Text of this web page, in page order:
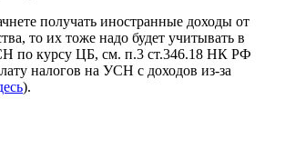
получать иностранные доходы от
то их тоже надо будет учитывать в
по курсу ЦБ, см. п.3 ст.346.18 НК РФ
налогов на УСН с доходов из-за
).